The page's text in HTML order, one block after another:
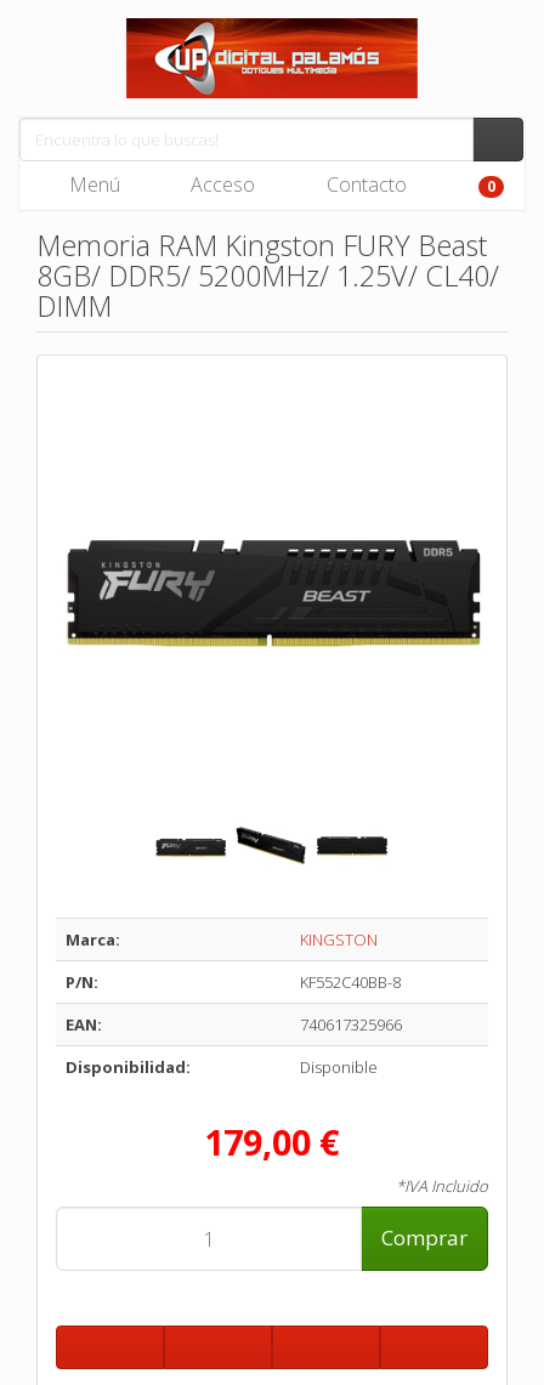
Menú Acceso Contacto 0
Memoria RAM Kingston FURY Beast
8GB/ DDR5/ 5200MHz/ 1.25V/ CL40/
DIMM
Marca:
KINGSTON
P/N:
KF552C40BB-8
EAN:
740617325966
Disponibilidad:
Disponible
179,00 €
*IVA Incluido
Comprar